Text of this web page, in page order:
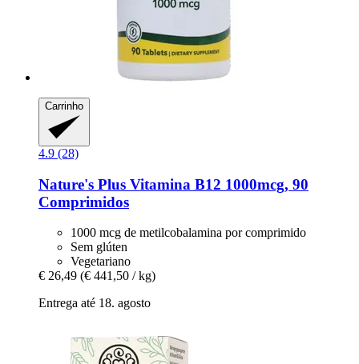
Carrinho
4.9 (28)
Nature's Plus Vitamina B12 1000mcg, 90
Comprimidos
1000 mcg de metilcobalamina por comprimido
Sem glúten
Vegetariano
€ 26,49 (€ 441,50 / kg)
Entrega até 18. agosto